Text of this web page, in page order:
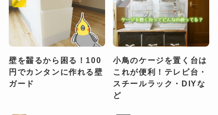
壁を齧るから困る！100
円でカンタンに作れる壁
ガード
小鳥のケージを置く台は
これが便利！テレビ台・
スチールラック・DIYな
ど